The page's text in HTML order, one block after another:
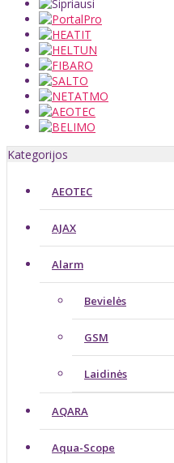
Kategorijos
AEOTEC
AJAX
Alarm
Bevielės
GSM
Laidinės
AQARA
Aqua-Scope